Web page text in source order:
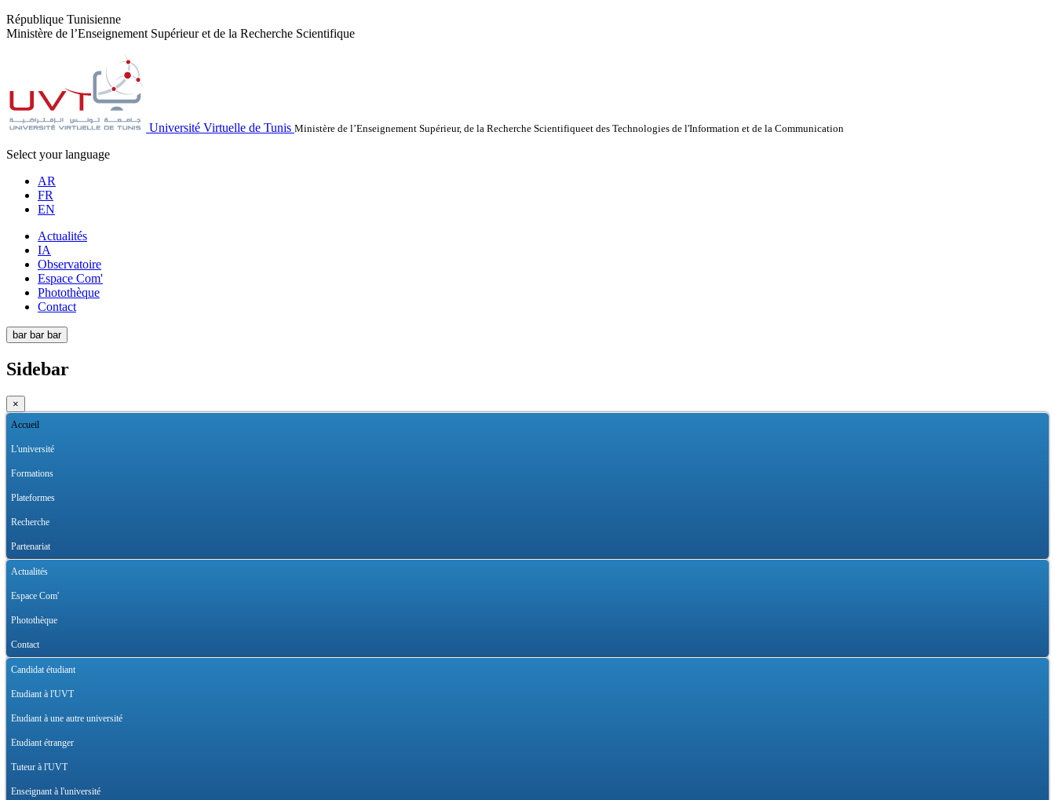
République Tunisienne
Ministère de l’Enseignement Supérieur et de la Recherche Scientifique
Université Virtuelle de Tunis Ministère de l’Enseignement Supérieur, de la Recherche Scientifiqueet des Technologies de l'Information et de la Communication
Select your language
AR
FR
EN
Actualités
IA
Observatoire
Espace Com'
Photothèque
Contact
bar bar bar
Sidebar
×
Accueil
L'université
Formations
Plateformes
Recherche
Partenariat
Actualités
Espace Com'
Photothèque
Contact
Candidat étudiant
Etudiant à l'UVT
Etudiant à une autre université
Etudiant étranger
Tuteur à l'UVT
Enseignant à l'université